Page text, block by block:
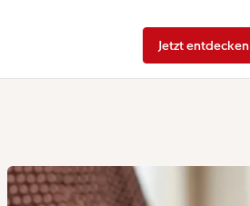
Jetzt entdecken